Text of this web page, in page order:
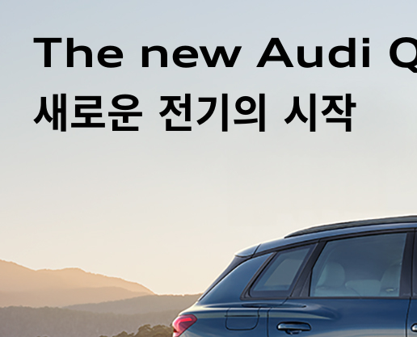
The new Audi
새로운 전기의 시작